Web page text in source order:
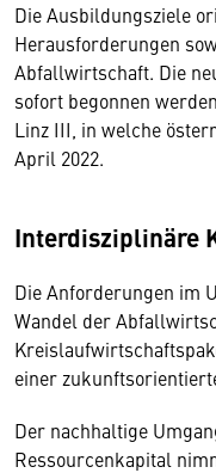
Die Ausbildungsziele
Herausforderungen
Abfallwirtschaft. Die
sofort begonnen
Linz III, in welche
April 2022.
Interdisziplinäre
Die Anforderungen im
Wandel der
einer
Der nachhaltige
Ressourcenkapital